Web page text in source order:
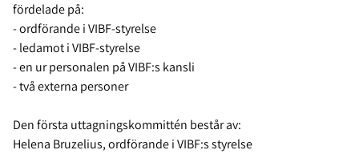
fördelade på:
- ordförande i VIBF-styrelse
- ledamot i VIBF-styrelse
- en ur personalen på VIBF:s kansli
- två externa personer
Den första uttagningskommittén består av:
Helena Bruzelius, ordförande i VIBF:s styrelse